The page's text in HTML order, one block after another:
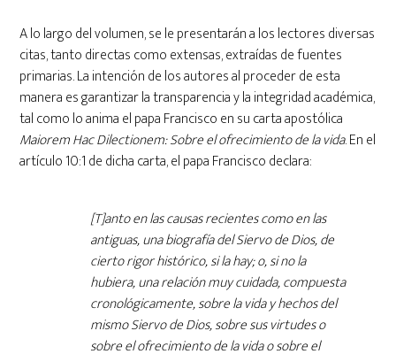
A lo largo del volumen, se le presentarán a los lectores diversas
citas, tanto directas como extensas, extraídas de fuentes
primarias. La intención de los autores al proceder de esta
manera es garantizar la transparencia y la integridad académica,
tal como lo anima el papa Francisco en su carta apostólica
Maiorem Hac Dilectionem: Sobre el ofrecimiento de la vida. En el
artículo 10:1 de dicha carta, el papa Francisco declara:
[T]anto en las causas recientes como en las
antiguas, una biografía del Siervo de Dios, de
cierto rigor histórico, si la hay; o, si no la
hubiera, una relación muy cuidada, compuesta
cronológicamente, sobre la vida y hechos del
mismo Siervo de Dios, sobre sus virtudes o
sobre el ofrecimiento de la vida o sobre el